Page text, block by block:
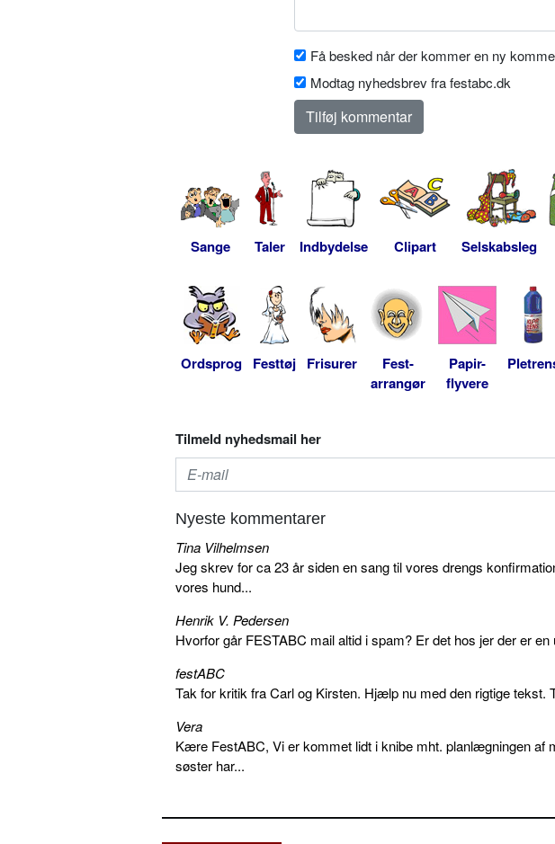
Få besked når der kommer en ny
Modtag nyhedsbrev fra festabc.dk
Sange Taler Indbydelse Clipart Selskabsleg
Ordsprog Festtøj Frisurer
Fest-
arrangør
Papir-
flyvere
Tilmeld nyhedsmail her
Nyeste kommentarer
Tina Vilhelmsen
Jeg skrev for ca 23 år siden en sang til vores drengs
vores hund...
Henrik V. Pedersen
Hvorfor går FESTABC mail altid i spam? Er det hos jer der er en
festABC
Tak for kritik fra Carl og Kirsten. Hjælp nu med den rigtige tekst.
Vera
Kære FestABC, Vi er kommet lidt i knibe mht. planlægningen af
søster har...